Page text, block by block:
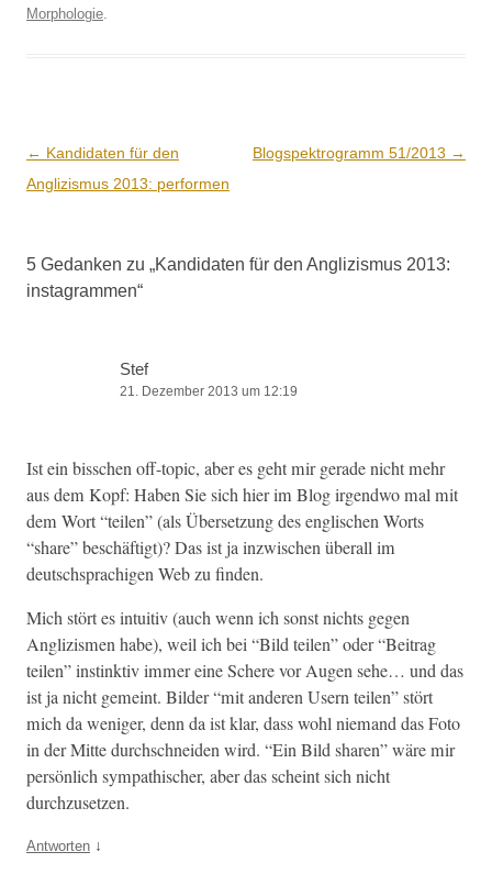
Morphologie
Beitrags-
Navigation
← Kandidaten für den
Anglizismus 2013: performen
Blogspektrogramm 51/2013 →
5 Gedanken zu „Kandidaten für den Anglizismus 2013:
instagrammen“
Stef
21. Dezember 2013 um 12:19
Ist ein biss­chen off-top­ic, aber es geht mir ger­ade nicht mehr
aus dem Kopf: Haben Sie sich hier im Blog irgend­wo mal mit
dem Wort “teilen” (als Über­set­zung des englis­chen Worts
“share” beschäftigt)? Das ist ja inzwis­chen über­all im
deutschsprachi­gen Web zu finden.
Mich stört es intu­itiv (auch wenn ich son­st nichts gegen
Anglizis­men habe), weil ich bei “Bild teilen” oder “Beitrag
teilen” instink­tiv immer eine Schere vor Augen sehe… und das
ist ja nicht gemeint. Bilder “mit anderen Usern teilen” stört
mich da weniger, denn da ist klar, dass wohl nie­mand das Foto
in der Mitte durch­schnei­den wird. “Ein Bild sharen” wäre mir
per­sön­lich sym­pa­this­ch­er, aber das scheint sich nicht
durchzusetzen.
Antworten ↓